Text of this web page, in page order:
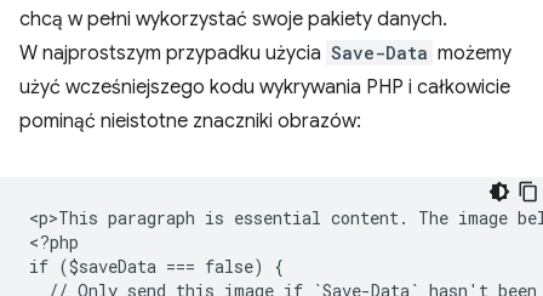
chcą w pełni wykorzystać swoje pakiety danych.
W najprostszym przypadku użycia Save-Data możemy
użyć wcześniejszego kodu wykrywania PHP i całkowicie
pominąć nieistotne znaczniki obrazów:
<p>This paragraph is essential content. The image
<?php
if ($saveData === false) {
// Only send this image if `Save-Data` hasn't been